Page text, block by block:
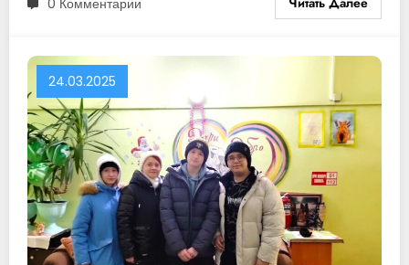
0 Комментарии
24.03.2025